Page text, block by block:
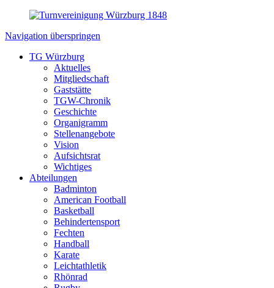
Navigation überspringen
TG Würzburg
Aktuelles
Mitgliedschaft
Gaststätte
TGW-Chronik
Geschichte
Organigramm
Stellenangebote
Vision
Aufsichtsrat
Wichtiges
Abteilungen
Badminton
American Football
Basketball
Behindertensport
Fechten
Handball
Karate
Leichtathletik
Rhönrad